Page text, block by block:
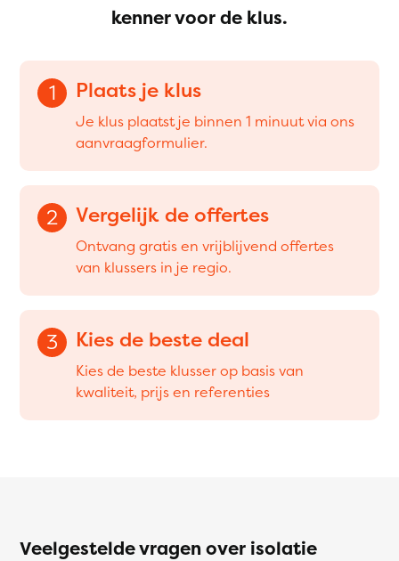
kenner voor de klus.
1 Plaats je klus
Je klus plaatst je binnen 1 minuut via ons
aanvraagformulier.
2 Vergelijk de offertes
Ontvang gratis en vrijblijvend offertes
van klussers in je regio.
3 Kies de beste deal
Kies de beste klusser op basis van
kwaliteit, prijs en referenties
Veelgestelde vragen over isolatie